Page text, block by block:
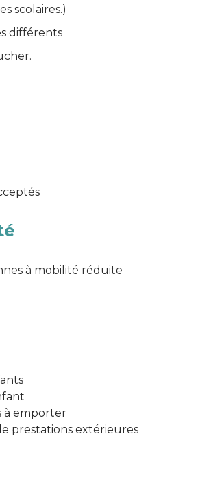
scolaires.)
différents
à mobilité réduite
à emporter
prestations extérieures